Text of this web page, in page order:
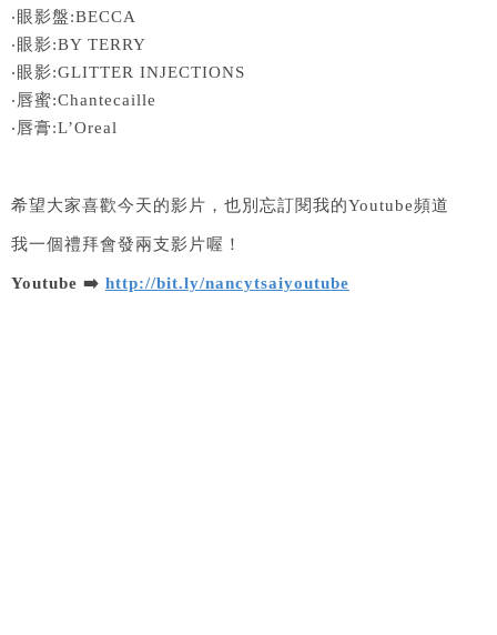
‧眼影盤:BECCA
‧眼影:BY TERRY
‧眼影:GLITTER INJECTIONS
‧唇蜜:Chantecaille
‧唇膏:L’Oreal
希望大家喜歡今天的影片，也別忘訂閱我的Youtube頻道
我一個禮拜會發兩支影片喔！
Youtube ➡️ http://bit.ly/nancytsaiyoutube